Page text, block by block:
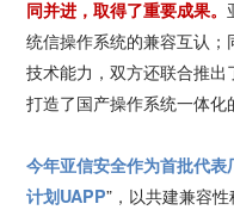
同并进，取得了重要成果。
统信操作系统的兼容互认
技术能力，双方还联合推出
打造了国产操作系统一体化
今年亚信安全作为首批代
计划UAPP”，以共建兼容